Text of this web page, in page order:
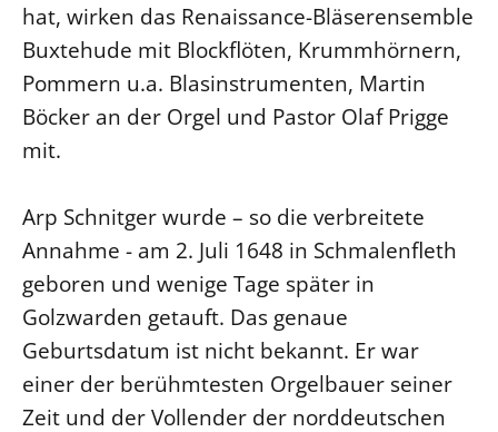
hat, wirken das Renaissance-Bläserensemble
Buxtehude mit Blockflöten, Krummhörnern,
Pommern u.a. Blasinstrumenten, Martin
Böcker an der Orgel und Pastor Olaf Prigge
mit.
Arp Schnitger wurde – so die verbreitete
Annahme - am 2. Juli 1648 in Schmalenfleth
geboren und wenige Tage später in
Golzwarden getauft. Das genaue
Geburtsdatum ist nicht bekannt. Er war
einer der berühmtesten Orgelbauer seiner
Zeit und der Vollender der norddeutschen